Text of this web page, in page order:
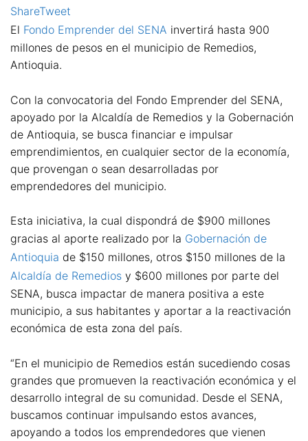
ShareTweet
El Fondo Emprender del SENA invertirá hasta 900
millones de pesos en el municipio de Remedios,
Antioquia.
Con la convocatoria del Fondo Emprender del SENA,
apoyado por la Alcaldía de Remedios y la Gobernación
de Antioquia, se busca financiar e impulsar
emprendimientos, en cualquier sector de la economía,
que provengan o sean desarrolladas por
emprendedores del municipio.
Esta iniciativa, la cual dispondrá de $900 millones
gracias al aporte realizado por la Gobernación de
Antioquia de $150 millones, otros $150 millones de la
Alcaldía de Remedios y $600 millones por parte del
SENA, busca impactar de manera positiva a este
municipio, a sus habitantes y aportar a la reactivación
económica de esta zona del país.
“En el municipio de Remedios están sucediendo cosas
grandes que promueven la reactivación económica y el
desarrollo integral de su comunidad. Desde el SENA,
buscamos continuar impulsando estos avances,
apoyando a todos los emprendedores que vienen